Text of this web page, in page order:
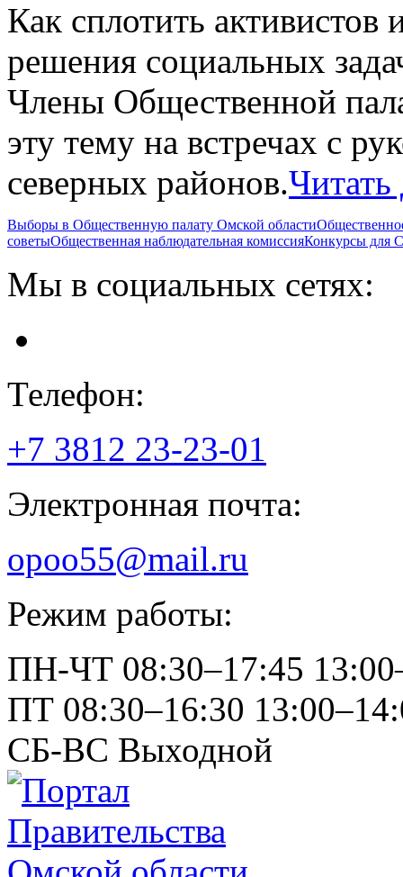
Как сплотить
решения социальных
Члены Общественной
эту тему на встречах с
северных районов.Читать
Выборы в Общественную палату Омской области
советыОбщественная наблюдательная комиссияКонкурсы
Мы в социальных сетях:
Телефон:
+7 3812 23-23-01
Электронная почта:
opoo55@mail.ru
Режим работы:
ПН-ЧТ 08:30–17:45
ПТ 08:30–16:30
СБ-ВС Выходной